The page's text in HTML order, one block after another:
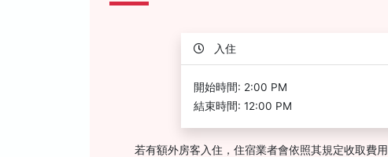
入住
開始時間: 2:00 PM
結束時間: 12:00 PM
若有額外房客入住，住宿業者會依照其規定收取費用